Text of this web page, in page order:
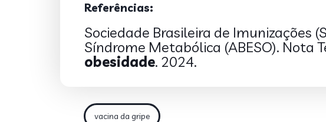
Referências:
Sociedade Brasileira de Imunizações
Síndrome Metabólica (ABESO). Nota
obesidade. 2024.
vacina da gripe